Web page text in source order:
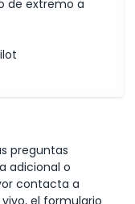
de extremo a
preguntas
adicional o
contacta a
el formulario